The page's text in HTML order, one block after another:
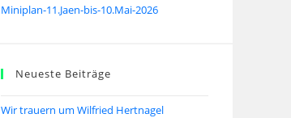
Miniplan-11.Jaen-bis-10.Mai-2026
Neueste Beiträge
Wir trauern um Wilfried Hertnagel